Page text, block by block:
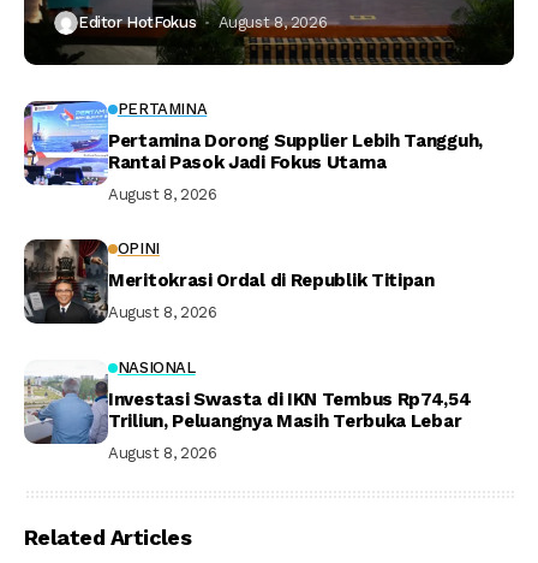
Editor HotFokus August 8, 2026
PERTAMINA
Pertamina Dorong Supplier Lebih Tangguh,
Rantai Pasok Jadi Fokus Utama
August 8, 2026
OPINI
Meritokrasi Ordal di Republik Titipan
August 8, 2026
NASIONAL
Investasi Swasta di IKN Tembus Rp74,54
Triliun, Peluangnya Masih Terbuka Lebar
August 8, 2026
Related Articles